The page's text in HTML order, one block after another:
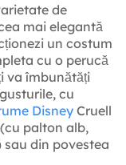
de
mai elegantă
un costum
cu o perucă
va îmbunătăți
cu
Disney Cruell
palton alb,
din povestea